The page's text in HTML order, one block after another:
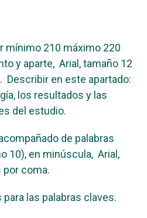
mínimo 210 máximo 220
y aparte, Arial, tamaño 12
en este apartado:
los resultados y las
del estudio.
de palabras
10), en minúscula, Arial,
por coma.
las palabras claves.